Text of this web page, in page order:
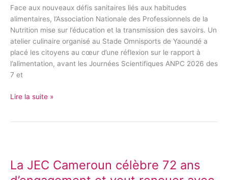
Face aux nouveaux défis sanitaires liés aux habitudes
alimentaires, l’Association Nationale des Professionnels de la
Nutrition mise sur l’éducation et la transmission des savoirs. Un
atelier culinaire organisé au Stade Omnisports de Yaoundé a
placé les citoyens au cœur d’une réflexion sur le rapport à
l’alimentation, avant les Journées Scientifiques ANPC 2026 des
7 et
dans
les
cuisines
Lire la suite »
La JEC Cameroun célèbre 72 ans
Cameroun
célèbre